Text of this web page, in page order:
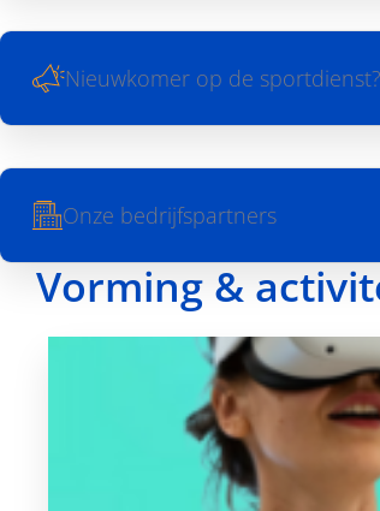
Nieuwkomer op de sportdienst?
Onze bedrijfspartners
Vorming &